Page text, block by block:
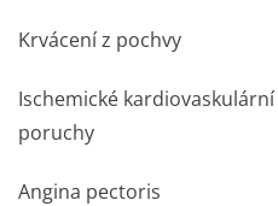
Krvácení z pochvy
Ischemické kardiovaskulární
poruchy
Angina pectoris